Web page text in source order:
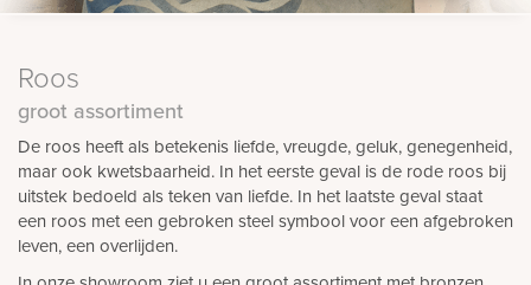
Roos
groot assortiment
De roos heeft als betekenis liefde, vreugde, geluk, genegenheid,
maar ook kwetsbaarheid. In het eerste geval is de rode roos bij
uitstek bedoeld als teken van liefde. In het laatste geval staat
een roos met een gebroken steel symbool voor een afgebroken
leven, een overlijden.